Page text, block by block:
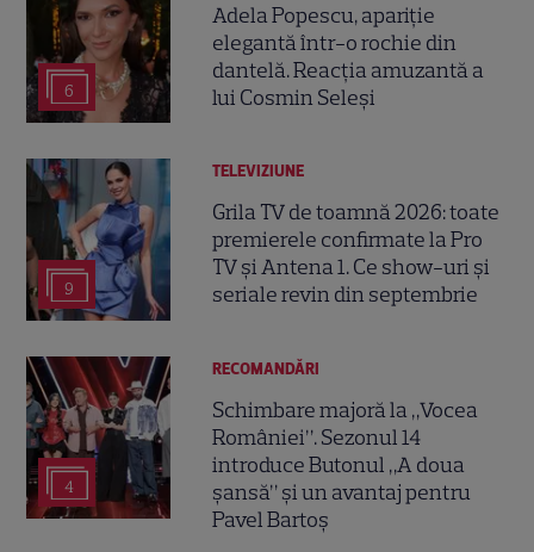
6
Adela Popescu, apariție
elegantă într-o rochie din
dantelă. Reacția amuzantă a
lui Cosmin Seleși
9
TELEVIZIUNE
Grila TV de toamnă 2026: toate
premierele confirmate la Pro
TV și Antena 1. Ce show-uri și
seriale revin din septembrie
4
RECOMANDĂRI
Schimbare majoră la „Vocea
României”. Sezonul 14
introduce Butonul „A doua
șansă” și un avantaj pentru
Pavel Bartoș